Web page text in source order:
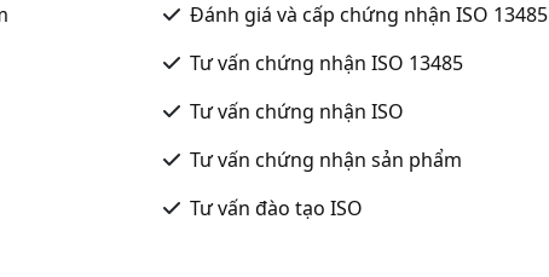
Đánh giá và cấp chứng nhận ISO 13485
Tư vấn chứng nhận ISO 13485
Tư vấn chứng nhận ISO
Tư vấn chứng nhận sản phẩm
Tư vấn đào tạo ISO